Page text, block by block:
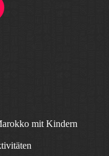
mit Kindern